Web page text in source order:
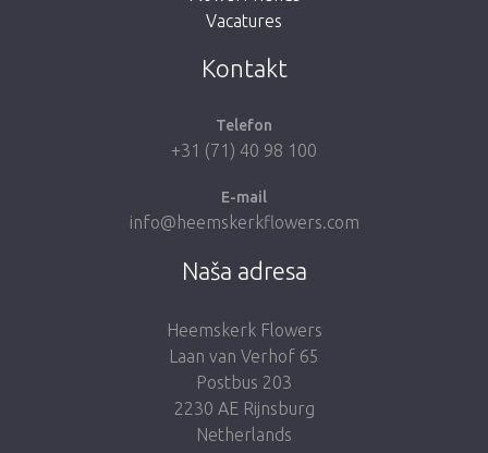
Vacatures
Kontakt
Telefon
+31 (71) 40 98 100
E-mail
info@heemskerkflowers.com
Naša adresa
Heemskerk Flowers
Laan van Verhof 65
Postbus 203
2230 AE Rijnsburg
Netherlands